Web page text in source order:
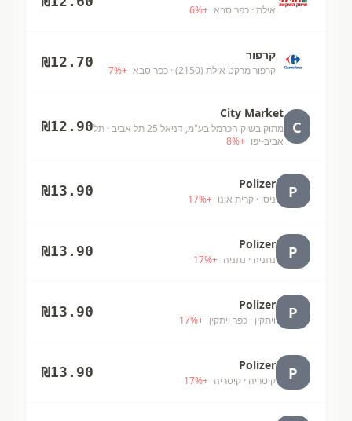
אילת · כפר סבא +
6%
קרפור
קרפור מרקט אילת (2150) · כפר סבא +
7%
₪12.70
C
City Market
מתוק בשוק הכרמל בע"מ, דניאל 25 תל אביב
· תל
אביב-יפו +
8%
₪12.90
P
Polizer
ניסן · קרית אונו +
17%
₪13.90
P
Polizer
נתניה · נתניה +
17%
₪13.90
P
Polizer
ויתקין · כפר ויתקין +
17%
₪13.90
P
Polizer
קיסריה · קיסריה +
17%
₪13.90